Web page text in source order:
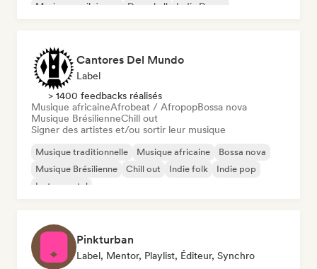
Musique caribéenne
Dancehall Indie Dance
Cantores Del Mundo
Label
> 1400 feedbacks réalisés
Musique africaineAfrobeat / AfropopBossa nova
Musique BrésilienneChill out
Signer des artistes et/ou sortir leur musique
Musique traditionnelle Musique africaine
Bossa nova
Musique Brésilienne
Chill out Indie folk
Indie pop
Instrumental
Pinkturban
Label, Mentor, Playlist, Éditeur, Synchro